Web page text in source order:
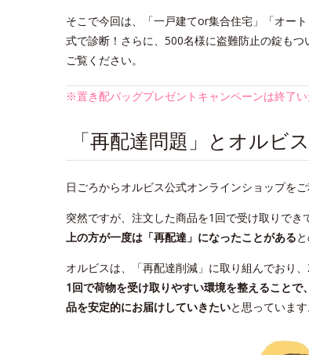
そこで今回は、「一戸建てor集合住宅」「オー
式で診断！さらに、500名様に盗難防止の錠も
ご覧ください。
※置き配バッグプレゼントキャンペーンは終了い
「再配達問題」とオルビ
日ごろからオルビス公式オンラインショップを
突然ですが、注文した商品を1回で受け取りでき
上の方が一度は「再配達」になったことがある
オルビスは、「再配達削減」に取り組んでおり、
1回で荷物を受け取りやすい環境を整えること
品を安定的にお届けしていきたいと思っています